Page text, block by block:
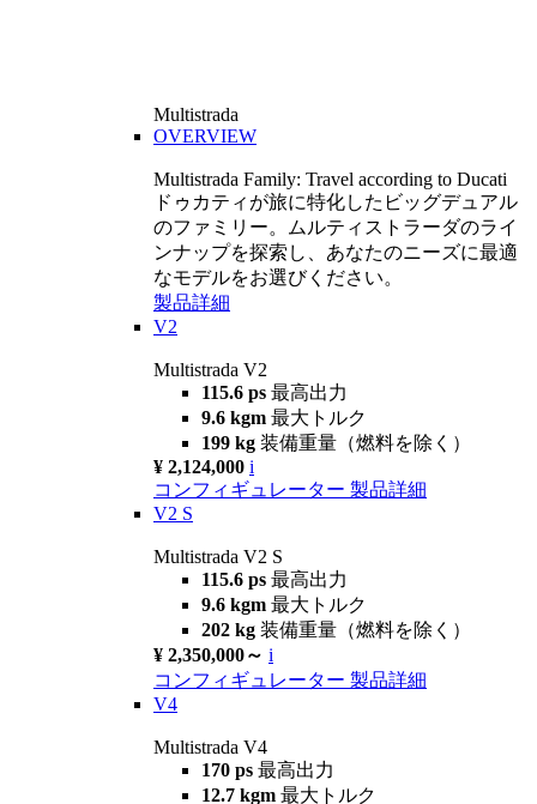
Multistrada
OVERVIEW
Multistrada Family: Travel according to Ducati
ドゥカティが旅に特化したビッグデュアル
のファミリー。ムルティストラーダのライ
ンナップを探索し、あなたのニーズに最適
なモデルをお選びください。
製品詳細
V2
Multistrada V2
115.6 ps 最高出力
9.6 kgm 最大トルク
199 kg 装備重量（燃料を除く）
¥ 2,124,000 i
コンフィギュレーター 製品詳細
V2 S
Multistrada V2 S
115.6 ps 最高出力
9.6 kgm 最大トルク
202 kg 装備重量（燃料を除く）
¥ 2,350,000～ i
コンフィギュレーター 製品詳細
V4
Multistrada V4
170 ps 最高出力
12.7 kgm 最大トルク